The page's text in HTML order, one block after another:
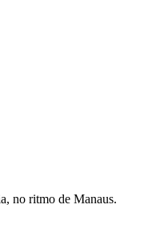
no ritmo de Manaus.